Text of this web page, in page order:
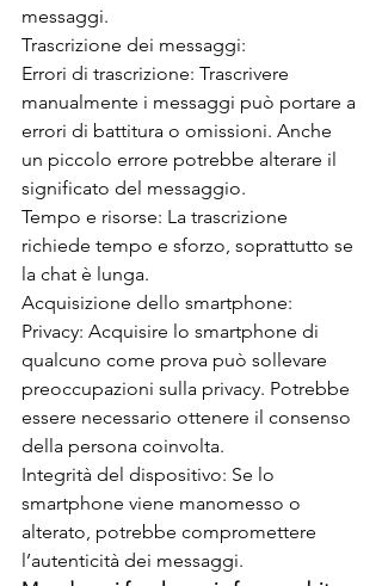
messaggi.
Trascrizione dei messaggi:
Errori di trascrizione: Trascrivere
manualmente i messaggi può portare a
errori di battitura o omissioni. Anche
un piccolo errore potrebbe alterare il
significato del messaggio.
Tempo e risorse: La trascrizione
richiede tempo e sforzo, soprattutto se
la chat è lunga.
Acquisizione dello smartphone:
Privacy: Acquisire lo smartphone di
qualcuno come prova può sollevare
preoccupazioni sulla privacy. Potrebbe
essere necessario ottenere il consenso
della persona coinvolta.
Integrità del dispositivo: Se lo
smartphone viene manomesso o
alterato, potrebbe compromettere
l’autenticità dei messaggi.